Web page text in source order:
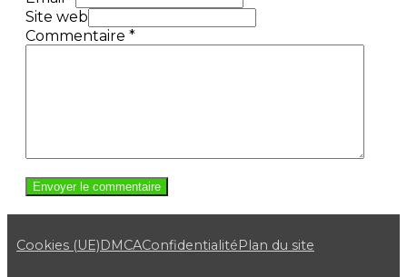
Site web
Commentaire *
Cookies (UE)DMCAConfidentialitéPlan du site